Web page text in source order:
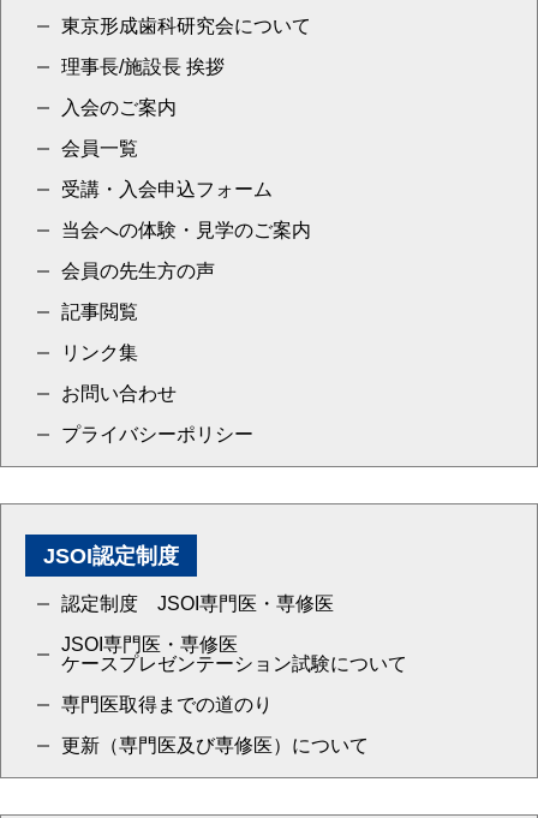
東京形成歯科研究会について
理事長/施設長 挨拶
入会のご案内
会員一覧
受講・入会申込フォーム
当会への体験・見学のご案内
会員の先生方の声
記事閲覧
リンク集
お問い合わせ
プライバシーポリシー
JSOI認定制度
認定制度 JSOI専門医・専修医
JSOI専門医・専修医
ケースプレゼンテーション試験について
専門医取得までの道のり
更新（専門医及び専修医）について